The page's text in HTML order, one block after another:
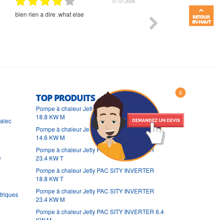
Commande et délais parfait Très bon suivi et très
TOP PRODUITS
Pompe à chaleur Jetly PAC SITY INVERTER
18.8 KW M
Pompe à chaleur Jetly PAC SITY INVERTER
14.6 KW M
Pompe à chaleur Jetly PAC SITY INVERTER
23.4 KW T
Pompe à chaleur Jetly PAC SITY INVERTER
18.8 KW T
Pompe à chaleur Jetly PAC SITY INVERTER
23.4 KW M
Pompe à chaleur Jetly PAC SITY INVERTER 6.4
X
RETOUR
EN HAUT